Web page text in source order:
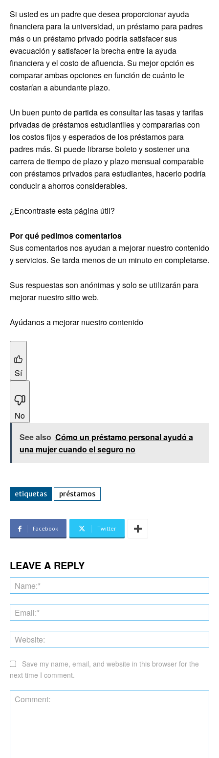
Si usted es un padre que desea proporcionar ayuda
financiera para la universidad, un préstamo para padres
más o un préstamo privado podría satisfacer sus
evacuación y satisfacer la brecha entre la ayuda
financiera y el costo de afluencia. Su mejor opción es
comparar ambas opciones en función de cuánto le
costarían a abundante plazo.
Un buen punto de partida es consultar las tasas y tarifas
privadas de préstamos estudiantiles y compararlas con
los costos fijos y esperados de los préstamos para
padres más. Si puede librarse boleto y sostener una
carrera de tiempo de plazo y plazo mensual comparable
con préstamos privados para estudiantes, hacerlo podría
conducir a ahorros considerables.
¿Encontraste esta página útil?
Por qué pedimos comentarios
Sus comentarios nos ayudan a mejorar nuestro contenido
y servicios. Se tarda menos de un minuto en completarse.
Sus respuestas son anónimas y solo se utilizarán para
mejorar nuestro sitio web.
Ayúdanos a mejorar nuestro contenido
Sí
No
See also Cómo un préstamo personal ayudó a
una mujer cuando el seguro no
etiquetas préstamos
Facebook Twitter
LEAVE A REPLY
Save my name, email, and website in this browser for the
next time I comment.